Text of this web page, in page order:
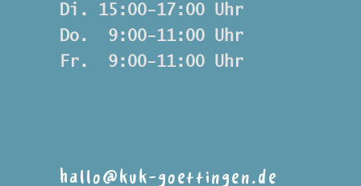
Di. 15:00-17:00 Uhr
Do.  9:00-11:00 Uhr
Fr.  9:00-11:00 Uhr
hallo@kuk-goettingen.de